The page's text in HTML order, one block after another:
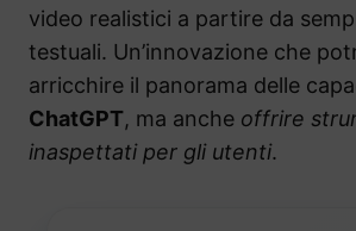
video realistici a partire da
testuali. Un’innovazione che
arricchire il panorama delle
ChatGPT, ma anche offrire
inaspettati per gli utenti.